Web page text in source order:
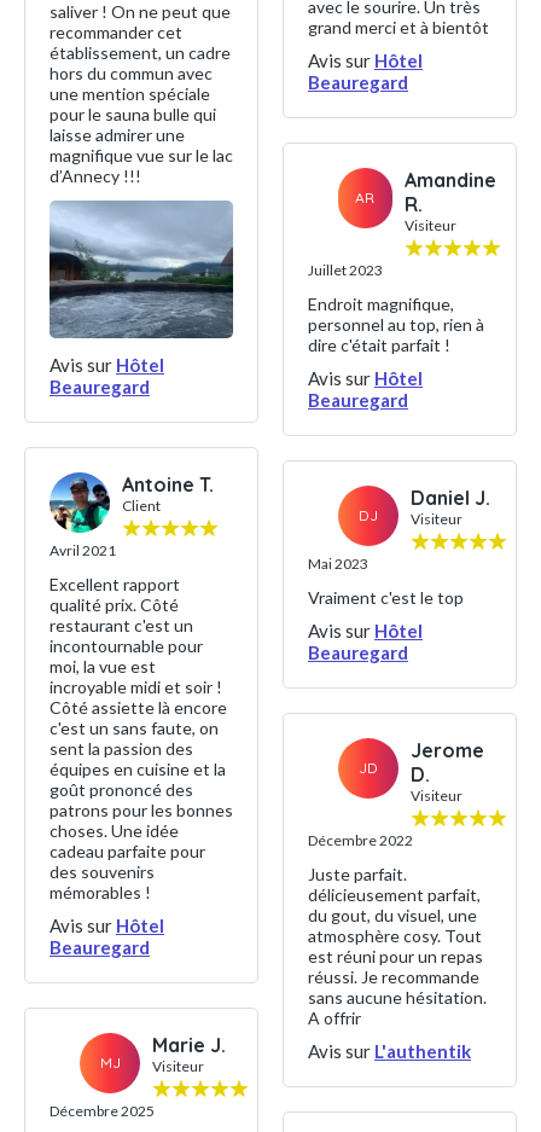
saliver ! On ne peut que
recommander cet
établissement, un cadre
hors du commun avec
une mention spéciale
pour le sauna bulle qui
laisse admirer une
magnifique vue sur le lac
d’Annecy !!!
Avis sur Hôtel
Beauregard
Antoine T.
Client
Avril 2021
Excellent rapport
qualité prix. Côté
restaurant c'est un
incontournable pour
moi, la vue est
incroyable midi et soir !
Côté assiette là encore
c'est un sans faute, on
sent la passion des
équipes en cuisine et la
goût prononcé des
patrons pour les bonnes
choses. Une idée
cadeau parfaite pour
des souvenirs
mémorables !
Avis sur Hôtel
Beauregard
MJ
Marie J.
Visiteur
Décembre 2025
avec le sourire. Un très
grand merci et à bientôt
Avis sur Hôtel
Beauregard
AR
Amandine
R.
Visiteur
Juillet 2023
Endroit magnifique,
personnel au top, rien à
dire c'était parfait !
Avis sur Hôtel
Beauregard
DJ
Daniel J.
Visiteur
Mai 2023
Vraiment c'est le top
Avis sur Hôtel
Beauregard
JD
Jerome
D.
Visiteur
Décembre 2022
Juste parfait.
délicieusement parfait,
du gout, du visuel, une
atmosphère cosy. Tout
est réuni pour un repas
réussi. Je recommande
sans aucune hésitation.
A offrir
Avis sur L'authentik